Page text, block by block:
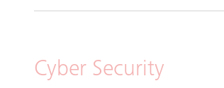
Cyber Security